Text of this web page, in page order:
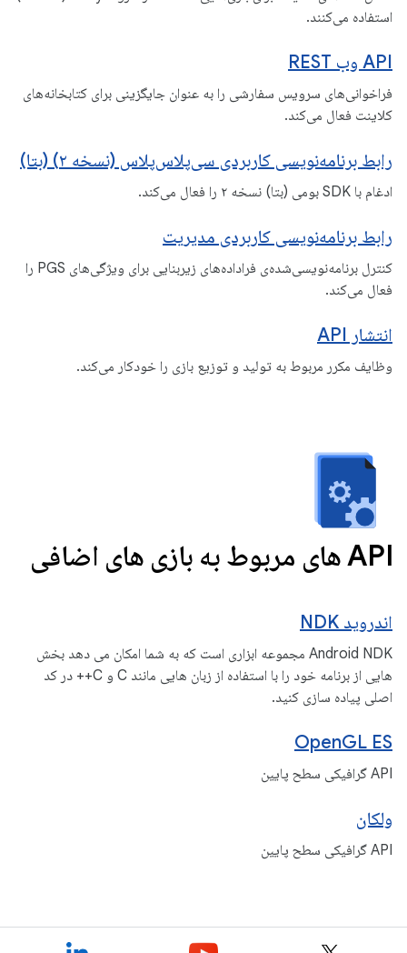
استفاده می‌کنند.
API وب REST
فراخوانی‌های سرویس سفارشی را به عنوان جایگزینی برای کتابخانه‌های
کلاینت فعال می‌کند.
رابط برنامه‌نویسی کاربردی سی‌پلاس‌پلاس (نسخه ۲) (بتا)
ادغام با SDK بومی (بتا) نسخه ۲ را فعال می‌کند.
رابط برنامه‌نویسی کاربردی مدیریت
کنترل برنامه‌نویسی‌شده‌ی فراداده‌های زیربنایی برای ویژگی‌های PGS را
فعال می‌کند.
انتشار API
وظایف مکرر مربوط به تولید و توزیع بازی را خودکار می‌کند.
API های مربوط به بازی های اضافی
اندروید NDK
Android NDK مجموعه ابزاری است که به شما امکان می دهد بخش
هایی از برنامه خود را با استفاده از زبان هایی مانند C و C++ در کد
اصلی پیاده سازی کنید.
OpenGL ES
API گرافیکی سطح پایین
ولکان
API گرافیکی سطح پایین